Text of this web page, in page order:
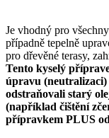
Je vhodný pro
případně tepelně
pro dřevěné terasy,
Tento kyselý
úpravu
odstraňovali starý
(například čištění
přípravkem PLUS